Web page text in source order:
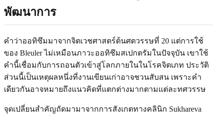
พัฒนาการ
คำว่าออทิซึมมาจากจิตเวชศาสตร์ต้นศตวรรษที่ 20 แต่การใช้
ของ Bleuler ไม่เหมือนภาวะออทิซึมสเปกตรัมในปัจจุบัน เขาใช้
คำนี้เชื่อมกับการถอนตัวเข้าสู่โลกภายในในโรคจิตเภท ประวัติ
ส่วนนี้เป็นเหตุผลหนึ่งที่งานเขียนเก่าอาจชวนสับสน เพราะคำ
เดียวกันอาจหมายถึงแนวคิดที่แตกต่างมากตามแต่ละทศวรรษ
จุดเปลี่ยนสำคัญถัดมามาจากการสังเกตทางคลินิก Sukhareva